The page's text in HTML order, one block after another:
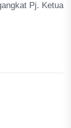
Pj. Ketua